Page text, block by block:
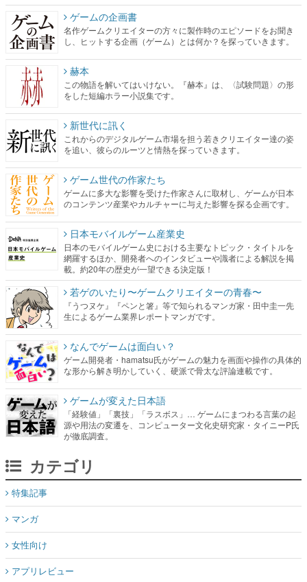
ゲームの企画書
名作ゲームクリエイターの方々に製作時のエピソードをお聞き
し、ヒットする企画（ゲーム）とは何か？を探っていきます。
赫本
この物語を解いてはいけない。『赫本』は、〈試験問題〉の形
をした短編ホラー小説集です。
新世代に訊く
これからのデジタルゲーム市場を担う若きクリエイター達の姿
を追い、彼らのルーツと情熱を探っていきます。
ゲーム世代の作家たち
ゲームに多大な影響を受けた作家さんに取材し、ゲームが日本
のコンテンツ産業やカルチャーに与えた影響を探る企画です。
日本モバイルゲーム産業史
日本のモバイルゲーム史における主要なトピック・タイトルを
網羅するほか、開発者へのインタビューや識者による解説を掲
載。約20年の歴史が一望できる決定版！
若ゲのいたり〜ゲームクリエイターの青春〜
『うつヌケ』『ペンと箸』等で知られるマンガ家・田中圭一先
生によるゲーム業界レポートマンガです。
なんでゲームは面白い？
ゲーム開発者・hamatsu氏がゲームの魅力を画面や操作の具体的
な形から解き明かしていく、硬派で骨太な評論連載です。
ゲームが変えた日本語
「経験値」「裏技」「ラスボス」… ゲームにまつわる言葉の起
源や用法の変遷を、コンピューター文化史研究家・タイニーP氏
が徹底調査。
カテゴリ
特集記事
マンガ
女性向け
アプリレビュー